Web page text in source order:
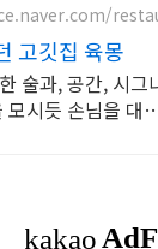
고깃집 육몽
술과, 공간, 시그
모시듯 손님을 대